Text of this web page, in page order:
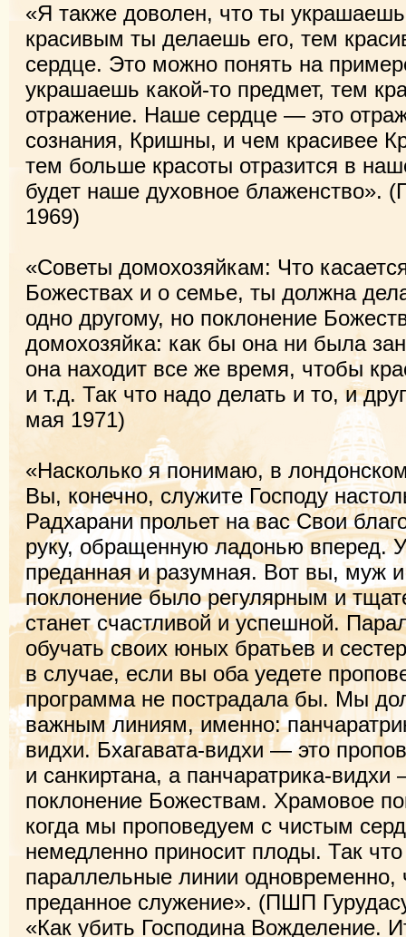
«Я также доволен, что ты
красивым ты делаешь его, тем
сердце. Это можно понять на
украшаешь какой-то предмет, тем
отражение. Наше сердце — это
сознания, Кришны, и чем красивее
тем больше красоты отразится в
будет наше духовное блаженство».
1969)
«Советы домохозяйкам: Что
Божествах и о семье, ты должна
одно другому, но поклонение
домохозяйка: как бы она ни была
она находит все же время, чтобы
и т.д. Так что надо делать и то, и
мая 1971)
«Насколько я понимаю, в
Вы, конечно, служите Господу
Радхарани прольет на вас Свои
руку, обращенную ладонью вперед.
преданная и разумная. Вот вы, муж
поклонение было регулярным и
станет счастливой и успешной.
обучать своих юных братьев и
в случае, если вы оба уедете
программа не пострадала бы. Мы
важным линиям, именно:
видхи. Бхагавата-видхи — это
и санкиртана, а панчаратрика-
поклонение Божествам. Храмовое
когда мы проповедуем с чистым
немедленно приносит плоды. Так
параллельные линии одновременно,
преданное служение». (ПШП
«Как убить Господина Вожделение.